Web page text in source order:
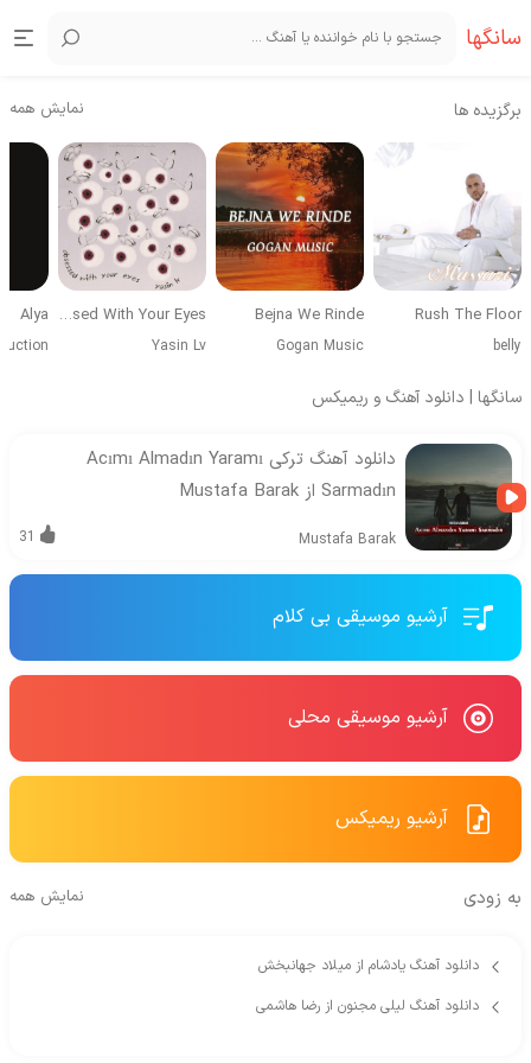
سانگها
برگزیده ها نمایش همه
Rush The Floor
belly
Bejna We Rinde
Gogan Music
Obsessed With Your Eyes
Yasin Lv
Alya
سانگها | دانلود آهنگ و ریمیکس
دانلود آهنگ ترکی Acımı Almadın Yaramı
Sarmadın از Mustafa Barak
Mustafa Barak
31
آرشیو موسیقی بی کلام
آرشیو موسیقی محلی
آرشیو ریمیکس
به زودی نمایش همه
دانلود آهنگ یادشام از میلاد جهانبخش
دانلود آهنگ لیلی مجنون از رضا هاشمی